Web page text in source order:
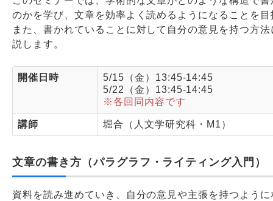
のかを学び、文章を効率よく読めるようになることを
また、書かれていることに対して自分の意見を持つ方
説します。
開催日時
5/15（金）13:45-14:45
5/22（金）13:45-14:45
※各回同内容です
講師 堀合（人文学研究科・M1）
文章の書き方（パラグラフ・ライティング入門）
資料を読み進めていき、自分の意見や主張を持つよう